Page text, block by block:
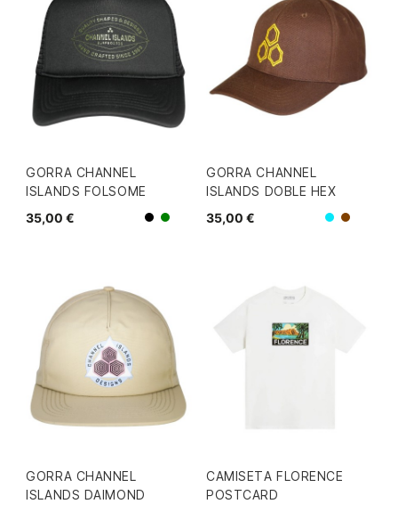
GORRA CHANNEL
ISLANDS FOLSOME
35,00 €
NegroVerde
GORRA CHANNEL
ISLANDS DOBLE HEX
35,00 €
AzulMarron
GORRA CHANNEL
ISLANDS DAIMOND
CAMISETA FLORENCE
POSTCARD